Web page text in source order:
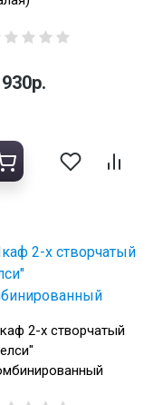
2-х створчатый